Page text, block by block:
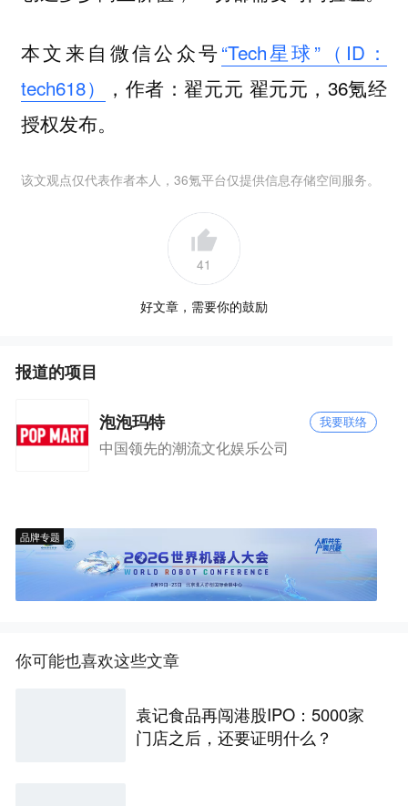
本文来自微信公众号“Tech星球”（ID：
tech618）
，作者：翟元元 翟元元，36氪经
授权发布。
该文观点仅代表作者本人，36氪平台仅提供信息存储空间服务。
41
好文章，需要你的鼓励
报道的项目
泡泡玛特 我要联络
中国领先的潮流文化娱乐公司
品牌专题
你可能也喜欢这些文章
袁记食品再闯港股IPO：5000家
门店之后，还要证明什么？